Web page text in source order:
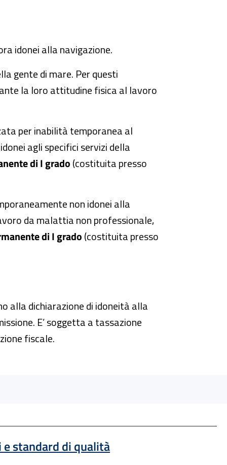
idonei alla navigazione.
gente di mare. Per questi
la loro attitudine fisica al lavoro
per inabilità temporanea al
agli specifici servizi della
di I grado(costituita presso
non idonei alla
da malattia non professionale,
di I grado(costituita presso
alla dichiarazione di idoneità alla
E’ soggetta a tassazione
fiscale.
e standard di qualità